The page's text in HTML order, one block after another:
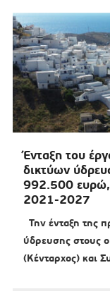
Ένταξη του
δικτύων
992.500 ευρώ,
2021-2027
Την ένταξη της
ύδρευσης στους
(Κένταρχος) και